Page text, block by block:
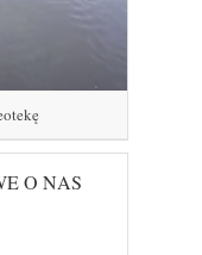
O NAS